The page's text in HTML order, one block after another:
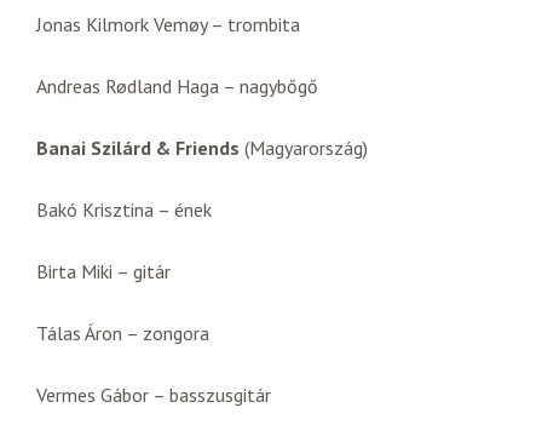
Jonas Kilmork Vemøy – trombita
Andreas Rødland Haga – nagybőgő
Banai Szilárd & Friends (Magyarország)
Bakó Krisztina – ének
Birta Miki – gitár
Tálas Áron – zongora
Vermes Gábor – basszusgitár